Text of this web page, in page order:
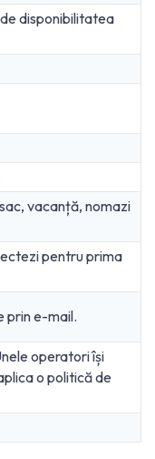
disponibilitatea
vacanță, nomazi
pentru prima
prin e-mail.
operatori își
o politică de